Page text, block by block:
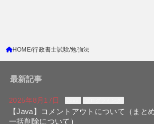
HOME 行政書士試験 勉強法
最新記事
2025年8月17日
【Java】コメントアウトについて（まと
一括削除について）